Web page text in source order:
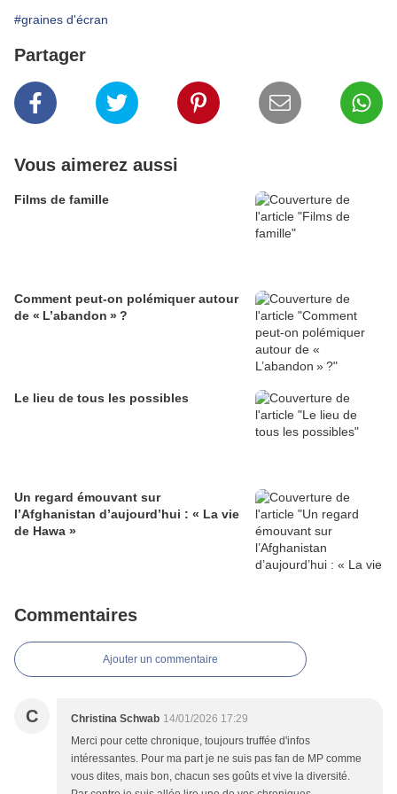
#graines d'écran
Partager
Vous aimerez aussi
Films de famille
Comment peut-on polémiquer autour
de « L’abandon » ?
Le lieu de tous les possibles
Un regard émouvant sur
l’Afghanistan d’aujourd’hui : « La vie
de Hawa »
Commentaires
Ajouter un commentaire
C Christina Schwab 14/01/2026 17:29
Merci pour cette chronique, toujours truffée d'infos
intéressantes. Pour ma part je ne suis pas fan de MP comme
vous dites, mais bon, chacun ses goûts et vive la diversité.